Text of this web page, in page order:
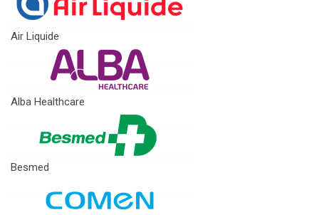
Air Liquide
Alba Healthcare
Besmed